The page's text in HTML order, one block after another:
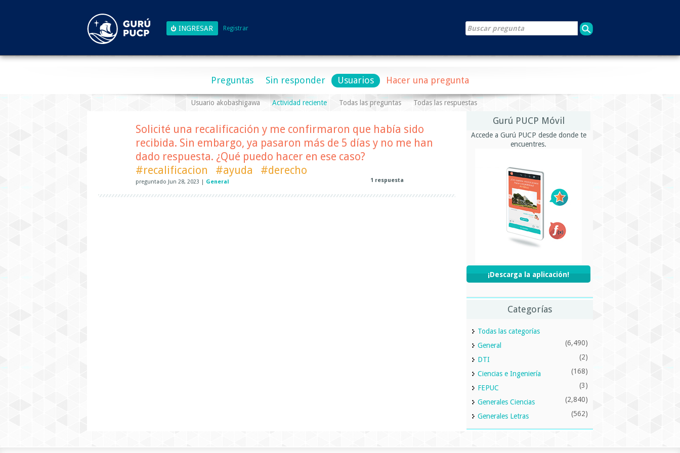
Registrar
Preguntas Sin responder Usuarios Hacer una pregunta
Usuario akobashigawa Actividad reciente Todas las preguntas Todas las respuestas
Solicité una recalificación y me confirmaron que había sido
recibida. Sin embargo, ya pasaron más de 5 días y no me han
dado respuesta. ¿Qué puedo hacer en ese caso?
#recalificacion
#ayuda #derecho
preguntado Jun 28, 2023 General 1 respuesta
Gurú PUCP Móvil
Accede a Gurú PUCP desde donde te
encuentres.
¡Descarga la aplicación!
Categorías
Todas las categorías
General
(6,490)
DTI (2)
Ciencias e Ingeniería (168)
FEPUC (3)
Generales Ciencias (2,840)
Generales Letras (562)